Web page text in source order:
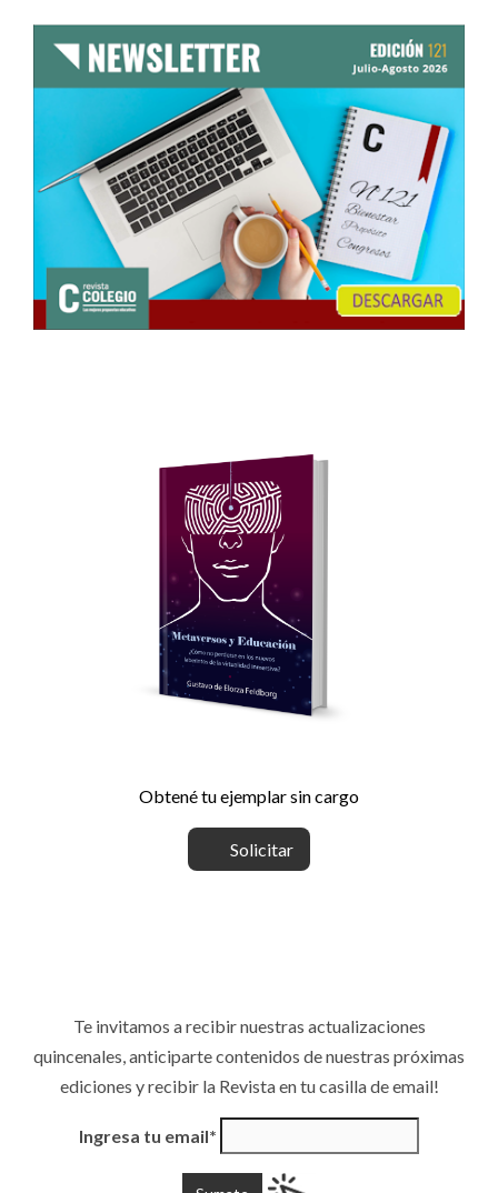
Obtené tu ejemplar sin cargo
Solicitar
Te invitamos a recibir nuestras actualizaciones
quincenales, anticiparte contenidos de nuestras próximas
ediciones y recibir la Revista en tu casilla de email!
Ingresa tu email*